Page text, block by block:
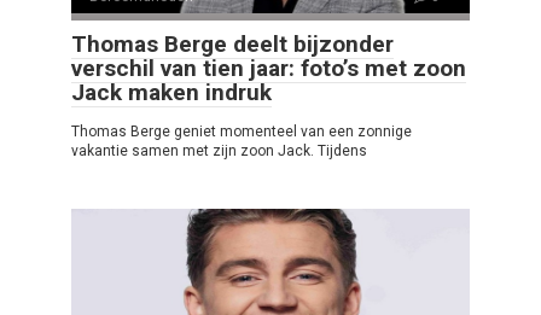
Thomas Berge deelt bijzonder
verschil van tien jaar: foto’s met zoon
Jack maken indruk
Thomas Berge geniet momenteel van een zonnige
vakantie samen met zijn zoon Jack. Tijdens